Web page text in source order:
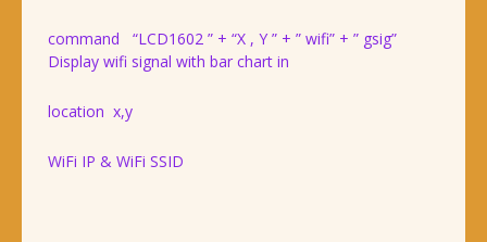
command “LCD1602 ” + “X , Y ” + ” wifi” + ” gsig”
Display wifi signal with bar chart in
location x,y
WiFi IP & WiFi SSID